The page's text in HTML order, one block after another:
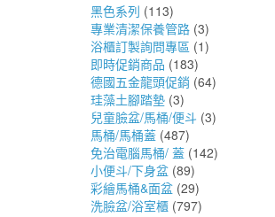
黑色系列 (113)
專業清潔保養管路 (3)
浴櫃訂製詢問專區 (1)
即時促銷商品 (183)
德國五金龍頭促銷 (64)
珪藻土腳踏墊 (3)
兒童臉盆/馬桶/便斗 (3)
馬桶/馬桶蓋 (487)
免治電腦馬桶/ 蓋 (142)
小便斗/下身盆 (89)
彩繪馬桶&面盆 (29)
洗臉盆/浴室櫃 (797)